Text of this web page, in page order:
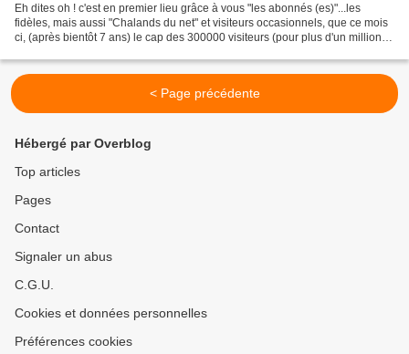
Eh dites oh ! c'est en premier lieu grâce à vous "les abonnés (es)"...les
fidèles, mais aussi "Chalands du net" et visiteurs occasionnels, que ce mois
ci, (après bientôt 7 ans) le cap des 300000 visiteurs (pour plus d'un millions
< Page précédente
Hébergé par Overblog
Top articles
Pages
Contact
Signaler un abus
C.G.U.
Cookies et données personnelles
Préférences cookies